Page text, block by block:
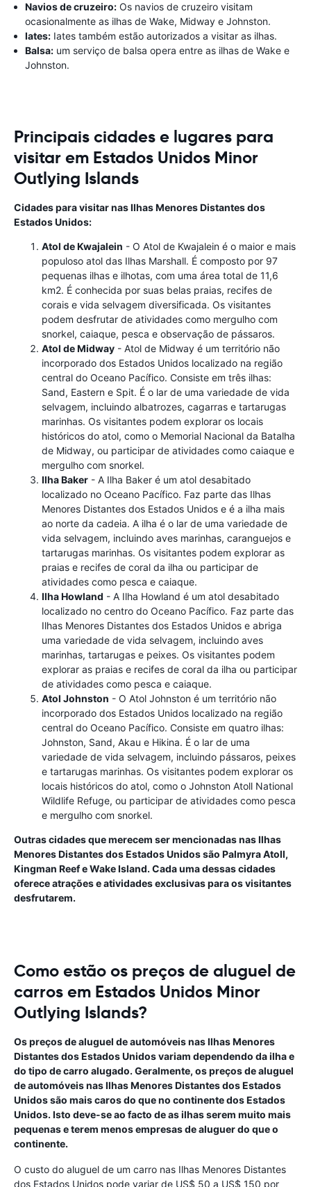
Navios de cruzeiro: Os navios de cruzeiro visitam
ocasionalmente as ilhas de Wake, Midway e Johnston.
Iates: Iates também estão autorizados a visitar as ilhas.
Balsa: um serviço de balsa opera entre as ilhas de Wake e
Johnston.
Principais cidades e lugares para
visitar em Estados Unidos Minor
Outlying Islands
Cidades para visitar nas Ilhas Menores Distantes dos
Estados Unidos:
Atol de Kwajalein - O Atol de Kwajalein é o maior e mais
populoso atol das Ilhas Marshall. É composto por 97
pequenas ilhas e ilhotas, com uma área total de 11,6
km2. É conhecida por suas belas praias, recifes de
corais e vida selvagem diversificada. Os visitantes
podem desfrutar de atividades como mergulho com
snorkel, caiaque, pesca e observação de pássaros.
Atol de Midway - Atol de Midway é um território não
incorporado dos Estados Unidos localizado na região
central do Oceano Pacífico. Consiste em três ilhas:
Sand, Eastern e Spit. É o lar de uma variedade de vida
selvagem, incluindo albatrozes, cagarras e tartarugas
marinhas. Os visitantes podem explorar os locais
históricos do atol, como o Memorial Nacional da Batalha
de Midway, ou participar de atividades como caiaque e
mergulho com snorkel.
Ilha Baker - A Ilha Baker é um atol desabitado
localizado no Oceano Pacífico. Faz parte das Ilhas
Menores Distantes dos Estados Unidos e é a ilha mais
ao norte da cadeia. A ilha é o lar de uma variedade de
vida selvagem, incluindo aves marinhas, caranguejos e
tartarugas marinhas. Os visitantes podem explorar as
praias e recifes de coral da ilha ou participar de
atividades como pesca e caiaque.
Ilha Howland - A Ilha Howland é um atol desabitado
localizado no centro do Oceano Pacífico. Faz parte das
Ilhas Menores Distantes dos Estados Unidos e abriga
uma variedade de vida selvagem, incluindo aves
marinhas, tartarugas e peixes. Os visitantes podem
explorar as praias e recifes de coral da ilha ou participar
de atividades como pesca e caiaque.
Atol Johnston - O Atol Johnston é um território não
incorporado dos Estados Unidos localizado na região
central do Oceano Pacífico. Consiste em quatro ilhas:
Johnston, Sand, Akau e Hikina. É o lar de uma
variedade de vida selvagem, incluindo pássaros, peixes
e tartarugas marinhas. Os visitantes podem explorar os
locais históricos do atol, como o Johnston Atoll National
Wildlife Refuge, ou participar de atividades como pesca
e mergulho com snorkel.
Outras cidades que merecem ser mencionadas nas Ilhas
Menores Distantes dos Estados Unidos são Palmyra Atoll,
Kingman Reef e Wake Island. Cada uma dessas cidades
oferece atrações e atividades exclusivas para os visitantes
desfrutarem.
Como estão os preços de aluguel de
carros em Estados Unidos Minor
Outlying Islands?
Os preços de aluguel de automóveis nas Ilhas Menores
Distantes dos Estados Unidos variam dependendo da ilha e
do tipo de carro alugado. Geralmente, os preços de aluguel
de automóveis nas Ilhas Menores Distantes dos Estados
Unidos são mais caros do que no continente dos Estados
Unidos. Isto deve-se ao facto de as ilhas serem muito mais
pequenas e terem menos empresas de aluguer do que o
continente.
O custo do aluguel de um carro nas Ilhas Menores Distantes
dos Estados Unidos pode variar de US$ 50 a US$ 150 por